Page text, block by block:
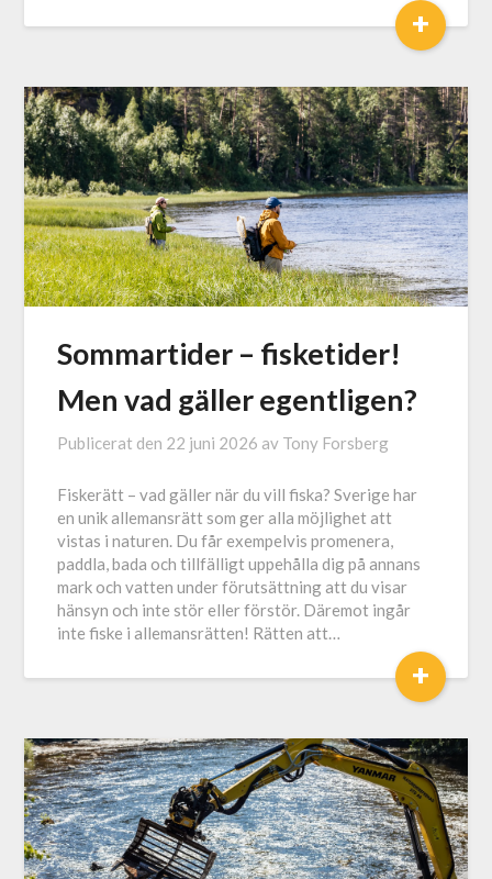
+
Sommartider – fisketider!
Men vad gäller egentligen?
Publicerat den 22 juni 2026 av Tony Forsberg
Fiskerätt – vad gäller när du vill fiska? Sverige har
en unik allemansrätt som ger alla möjlighet att
vistas i naturen. Du får exempelvis promenera,
paddla, bada och tillfälligt uppehålla dig på annans
mark och vatten under förutsättning att du visar
hänsyn och inte stör eller förstör. Däremot ingår
inte fiske i allemansrätten! Rätten att…
+